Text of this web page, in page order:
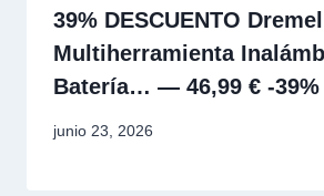
39% DESCUENTO
Multiherramienta
Batería… — 46,99 € -39%
junio 23, 2026